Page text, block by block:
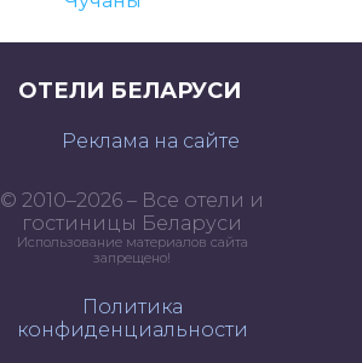
ОТЕЛИ БЕЛАРУСИ
Реклама на сайте
© 2010–2026 – Все отели и
гостиницы Беларуси
Использование материалов сайта
запрещено!
Политика
конфиденциальности